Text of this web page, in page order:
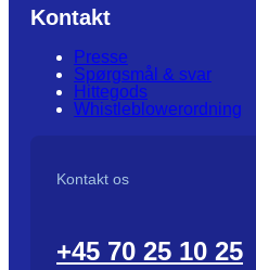
Kontakt
Presse
Spørgsmål & svar
Hittegods
Whistleblowerordning
Kontakt os
+45 70 25 10 25